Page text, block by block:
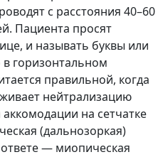
с расстояния 40–60
Пациента просят
и называть буквы или
горизонтальном
правильной, когда
нейтрализацию
на сетчатке
(дальнозоркая)
— миопическая